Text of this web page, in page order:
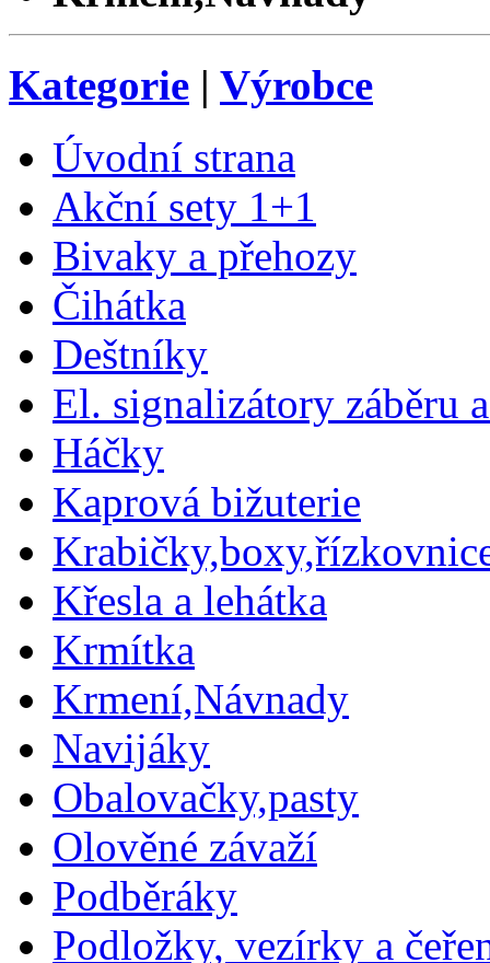
Kategorie | Výrobce
Úvodní strana
Akční sety 1+1
Bivaky a přehozy
Čihátka
Deštníky
El. signalizátory záběru
Háčky
Kaprová bižuterie
Křesla a lehátka
Krmítka
Krmení,Návnady
Navijáky
Obalovačky,pasty
Olověné závaží
Podběráky
Podložky, vezírky a